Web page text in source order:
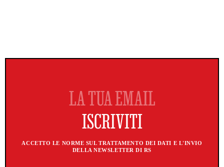
ACCETTO LE NORME SUL TRATTAMENTO DEI DATI E L'INVIO
DELLA NEWSLETTER DI RS